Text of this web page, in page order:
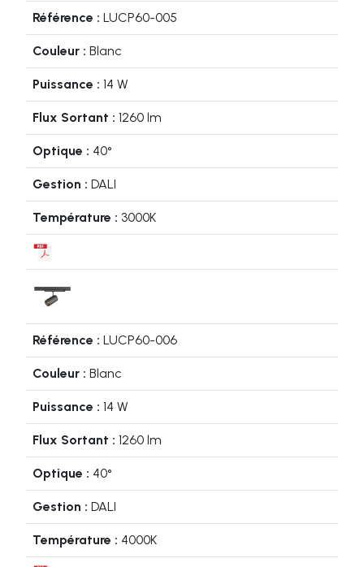
LUCP60-005
Blanc
14 W
1260 lm
40°
DALI
3000K
LUCP60-006
Blanc
14 W
1260 lm
40°
DALI
4000K